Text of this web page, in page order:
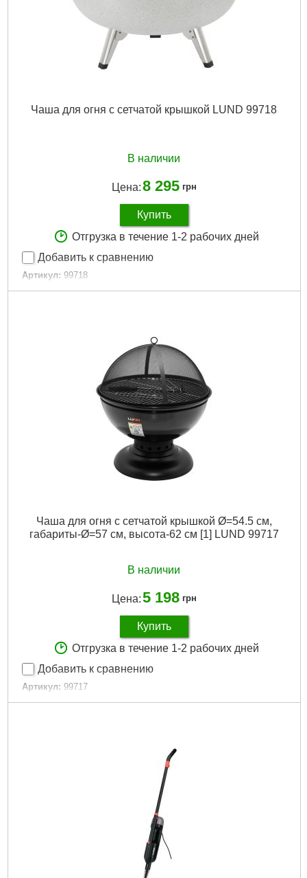
Чаша для огня с сетчатой ​​крышкой LUND 99718
В наличии
Цена:8 295 грн
Купить
Отгрузка в течение 1-2 рабочих дней
Добавить к сравнению
Артикул: 99718
Код товара: 30.69.13
Чаша для огня с сетчатой ​​крышкой Ø=54.5 см,
габариты-Ø=57 см, высота-62 см [1] LUND 99717
В наличии
Цена:5 198 грн
Купить
Отгрузка в течение 1-2 рабочих дней
Добавить к сравнению
Артикул: 99717
Код товара: 30.65.94